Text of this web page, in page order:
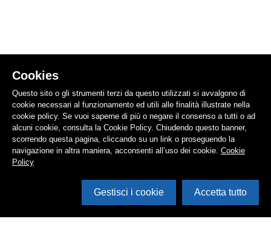
Cookies
Questo sito o gli strumenti terzi da questo utilizzati si avvalgono di
cookie necessari al funzionamento ed utili alle finalità illustrate nella
cookie policy. Se vuoi saperne di più o negare il consenso a tutti o ad
alcuni cookie, consulta la Cookie Policy. Chiudendo questo banner,
scorrendo questa pagina, cliccando su un link o proseguendo la
navigazione in altra maniera, acconsenti all’uso dei cookie. Cookie
Policy
Gestisci i cookie Accetta tutto